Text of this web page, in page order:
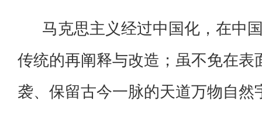
马克思主义经过中国化，在中
传统的再阐释与改造；虽不免在
袭、保留古今一脉的天道万物自